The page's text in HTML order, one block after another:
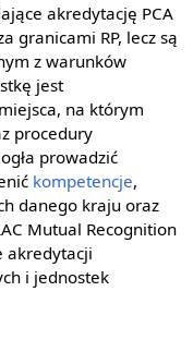
akredytację PCA
granicami RP, lecz są
z warunków
jest
na którym
procedury
prowadzić
kompetencje,
danego kraju oraz
Mutual Recognition
akredytacji
i jednostek